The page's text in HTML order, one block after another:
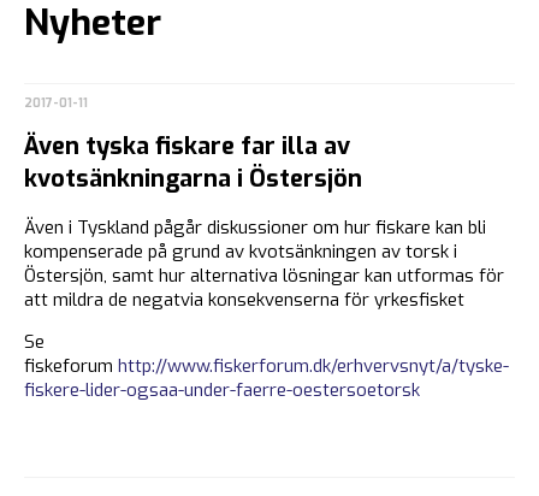
Nyheter
2017-01-11
Även tyska fiskare far illa av
kvotsänkningarna i Östersjön
Även i Tyskland pågår diskussioner om hur fiskare kan bli
kompenserade på grund av kvotsänkningen av torsk i
Östersjön, samt hur alternativa lösningar kan utformas för
att mildra de negatvia konsekvenserna för yrkesfisket
Se
fiskeforum http://www.fiskerforum.dk/erhvervsnyt/a/tyske-
fiskere-lider-ogsaa-under-faerre-oestersoetorsk